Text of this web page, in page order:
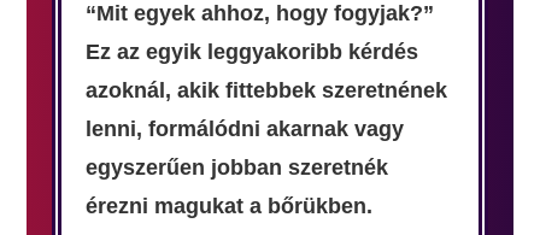
“Mit egyek ahhoz, hogy fogyjak?”
Ez az egyik leggyakoribb kérdés
azoknál, akik fittebbek szeretnének
lenni, formálódni akarnak vagy
egyszerűen jobban szeretnék
érezni magukat a bőrükben.